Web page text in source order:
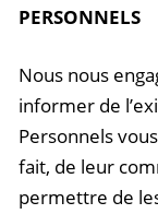
PERSONNELS
Nous nous
informer de
Personnels
fait, de leur
permettre de